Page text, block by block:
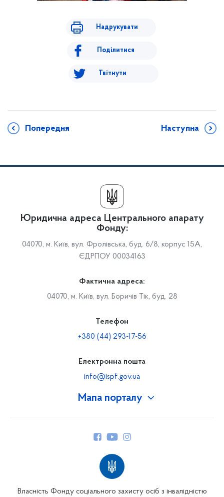
Надрукувати
Поділитися
Твітнути
Попередня Наступна
Мапа порталу
Юридична адреса Центрального апарату
Фонду:
04070, м. Київ, вул. Фролівська, буд. 6/8, корпус 15А,
ЄДРПОУ 00034163
Фактична адреса:
04070, м. Київ, вул. Боричів Тік, буд. 28
Телефон
+380 (44) 293-17-56
Електронна пошта
info@ispf.gov.ua
Власність Фонду соціального захисту осіб з інвалідністю